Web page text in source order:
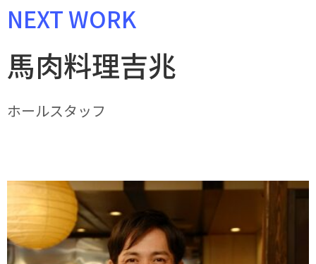
NEXT WORK
馬肉料理吉兆
ホールスタッフ